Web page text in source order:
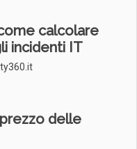
calcolare
incidenti IT
delle